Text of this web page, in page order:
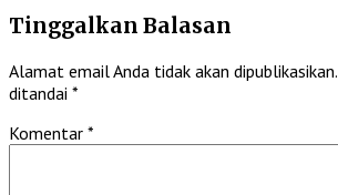
Tinggalkan Balasan
Alamat email Anda tidak akan dipublikasikan.
ditandai *
Komentar *